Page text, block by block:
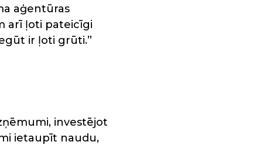
aģentūras
arī ļoti pateicīgi
ir ļoti grūti.”
investējot
ietaupīt naudu,